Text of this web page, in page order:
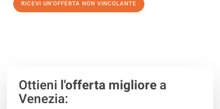
RICEVI UN'OFFERTA NON VINCOLANTE
Ottieni l'offerta migliorea
Venezia: